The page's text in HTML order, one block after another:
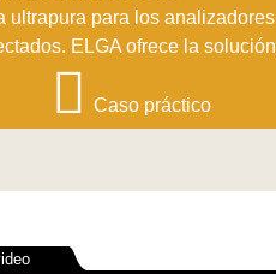
ultrapura para los analizadores
ELGA ofrece la solución
Caso práctico